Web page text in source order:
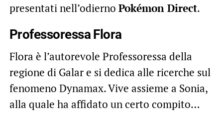
presentati nell’odierno Pokémon Direct.
Professoressa Flora
Flora è l’autorevole Professoressa della
regione di Galar e si dedica alle ricerche sul
fenomeno Dynamax. Vive assieme a Sonia,
alla quale ha affidato un certo compito…